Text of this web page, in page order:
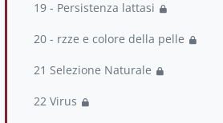
19 - Persistenza lattasi
20 - rzze e colore della pelle
21 Selezione Naturale
22 Virus